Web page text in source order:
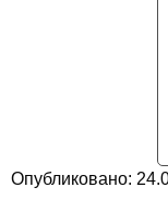
Опубликовано: